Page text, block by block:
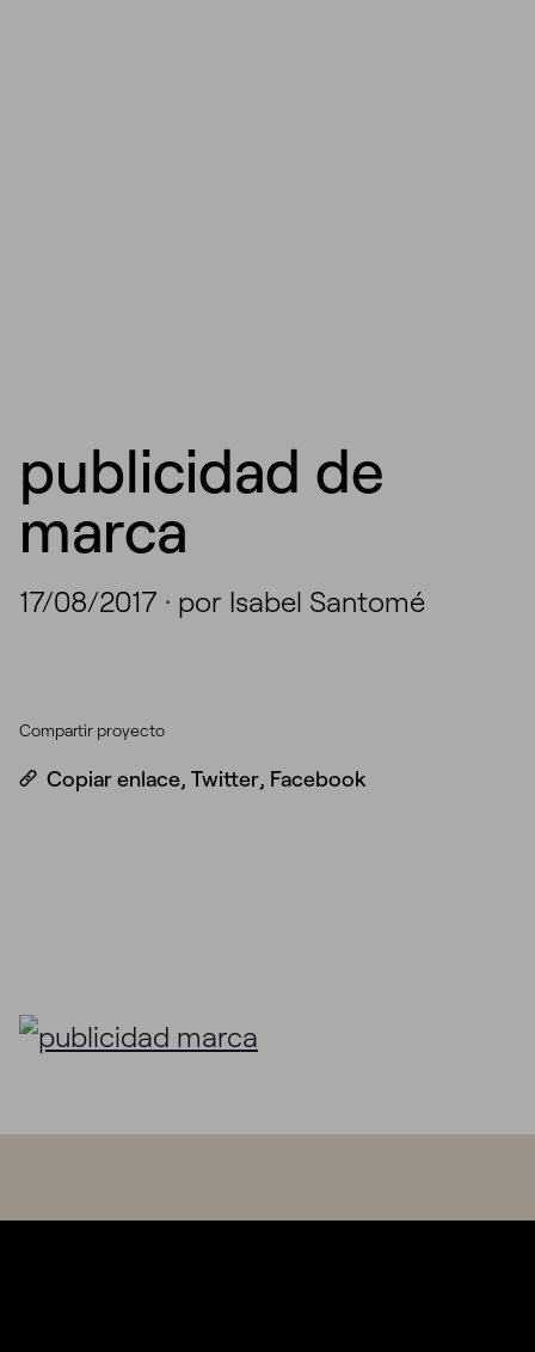
publicidad de
marca
17/08/2017 · por Isabel Santomé
Compartir proyecto
Copiar enlace, Twitter, Facebook